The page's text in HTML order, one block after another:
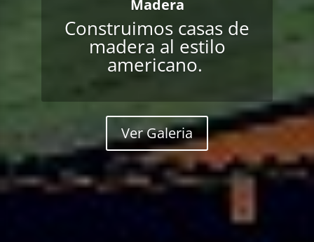
Madera
Construimos casas de
madera al estilo
americano.
Ver Galeria